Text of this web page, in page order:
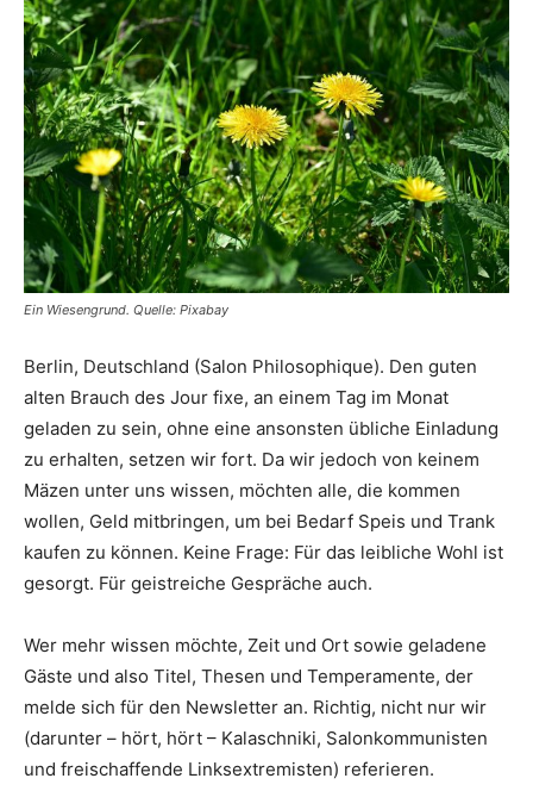
Ein Wiesengrund. Quelle: Pixabay
Berlin, Deutschland (Salon Philosophique). Den guten
alten Brauch des Jour fixe, an einem Tag im Monat
geladen zu sein, ohne eine ansonsten übliche Einladung
zu erhalten, setzen wir fort. Da wir jedoch von keinem
Mäzen unter uns wissen, möchten alle, die kommen
wollen, Geld mitbringen, um bei Bedarf Speis und Trank
kaufen zu können. Keine Frage: Für das leibliche Wohl ist
gesorgt. Für geistreiche Gespräche auch.
Wer mehr wissen möchte, Zeit und Ort sowie geladene
Gäste und also Titel, Thesen und Temperamente, der
melde sich für den Newsletter an. Richtig, nicht nur wir
(darunter – hört, hört – Kalaschniki, Salonkommunisten
und freischaffende Linksextremisten) referieren.